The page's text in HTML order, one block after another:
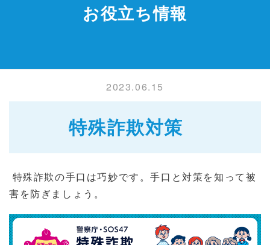
お役立ち情報
2023.06.15
特殊詐欺対策
特殊詐欺の手口は巧妙です。手口と対策を知って被
害を防ぎましょう。